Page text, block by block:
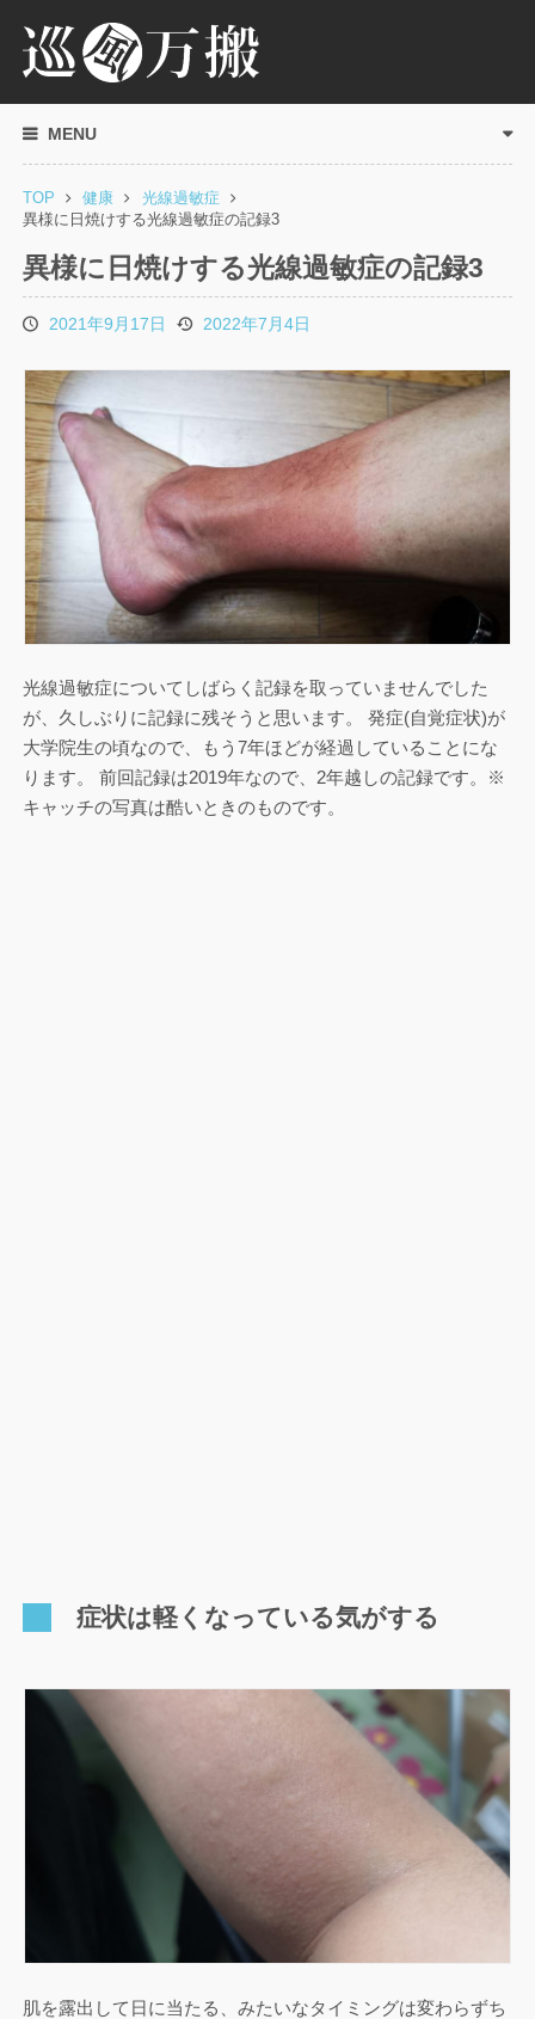
MENU
TOP 健康
光線過敏症
異様に日焼けする光線過敏症の記録3
異様に日焼けする光線過敏症の記録3
投
日
2021年9月17日
更2022年7月4日
光線過敏症についてしばらく記録を取っていませんでした
が、久しぶりに記録に残そうと思います。 発症(自覚症状)が
大学院生の頃なので、もう7年ほどが経過していることにな
ります。 前回記録は2019年なので、2年越しの記録です。※
キャッチの写真は酷いときのものです。
症状は軽くなっている気がする
肌を露出して日に当たる、みたいなタイミングは変わらずち